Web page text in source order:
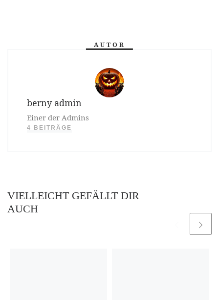
AUTOR
berny admin
Einer der Admins
4 BEITRÄGE
VIELLEICHT GEFÄLLT DIR
AUCH